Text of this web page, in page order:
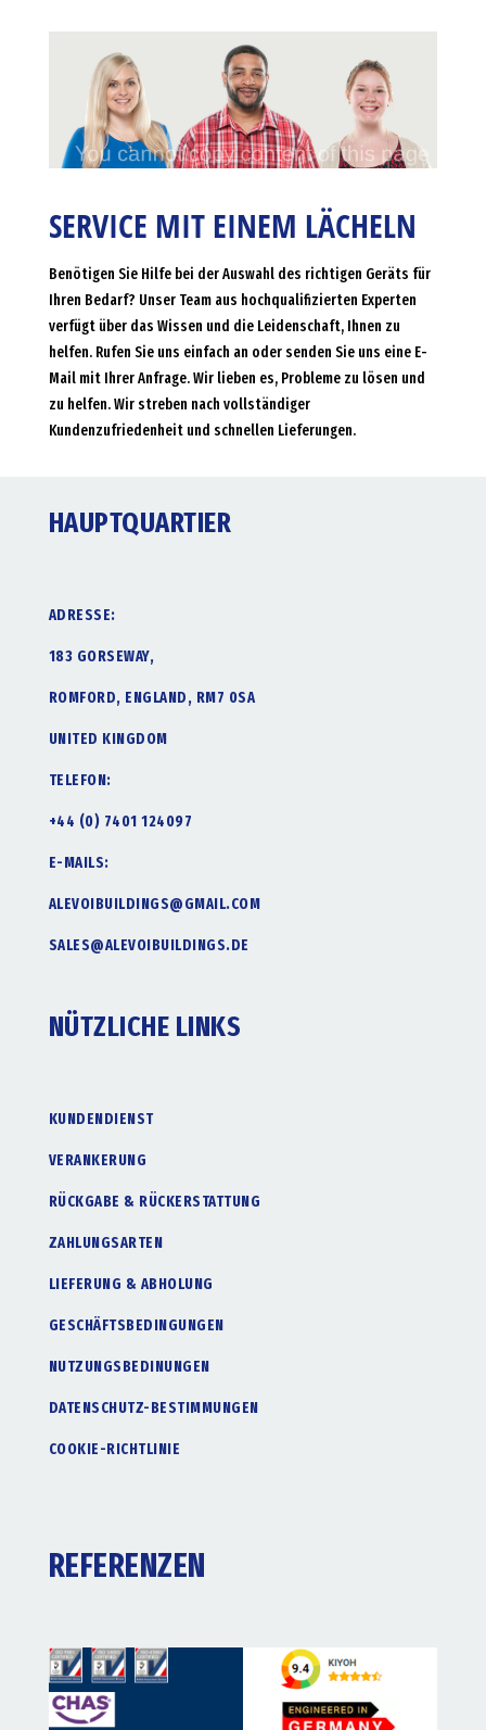
SERVICE MIT EINEM LÄCHELN
Benötigen Sie Hilfe bei der Auswahl des richtigen Geräts für
Ihren Bedarf? Unser Team aus hochqualifizierten Experten
verfügt über das Wissen und die Leidenschaft, Ihnen zu
helfen. Rufen Sie uns einfach an oder senden Sie uns eine E-
Mail mit Ihrer Anfrage. Wir lieben es, Probleme zu lösen und
zu helfen. Wir streben nach vollständiger
Kundenzufriedenheit und schnellen Lieferungen.
HAUPTQUARTIER
ADRESSE:
183 GORSEWAY,
ROMFORD, ENGLAND, RM7 0SA
UNITED KINGDOM
TELEFON:
+44 (0) 7401 124097
E-MAILS:
ALEVOIBUILDINGS@GMAIL.COM
SALES@ALEVOIBUILDINGS.DE
NÜTZLICHE LINKS
KUNDENDIENST
VERANKERUNG
RÜCKGABE & RÜCKERSTATTUNG
ZAHLUNGSARTEN
LIEFERUNG & ABHOLUNG
GESCHÄFTSBEDINGUNGEN
NUTZUNGSBEDINUNGEN
DATENSCHUTZ-BESTIMMUNGEN
COOKIE-RICHTLINIE
REFERENZEN